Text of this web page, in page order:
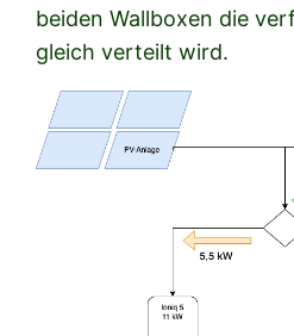
beiden Wallboxen die
gleich verteilt wird.